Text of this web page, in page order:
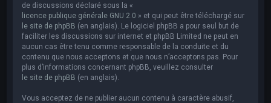
de discussions déclaré sous la «
licence publique générale GNU 2.0 » et qui peut être téléchargé sur
le site de phpBB (en anglais). Le logiciel phpBB a pour seul but de
faciliter les discussions sur internet et phpBB Limited ne peut en
aucun cas être tenu comme responsable de la conduite et du
contenu que nous acceptons et que nous n’acceptons pas. Pour
plus d’informations concernant phpBB, veuillez consulter
le site de phpBB (en anglais).
Vous acceptez de ne publier aucun contenu à caractère abusif,